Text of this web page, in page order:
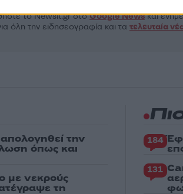
το Νewsit.gr στοGoogle Newsκαι
όλη την ειδησεογραφία και τα τελευταία
την
όπως και
με νεκρούς
τη
184
131